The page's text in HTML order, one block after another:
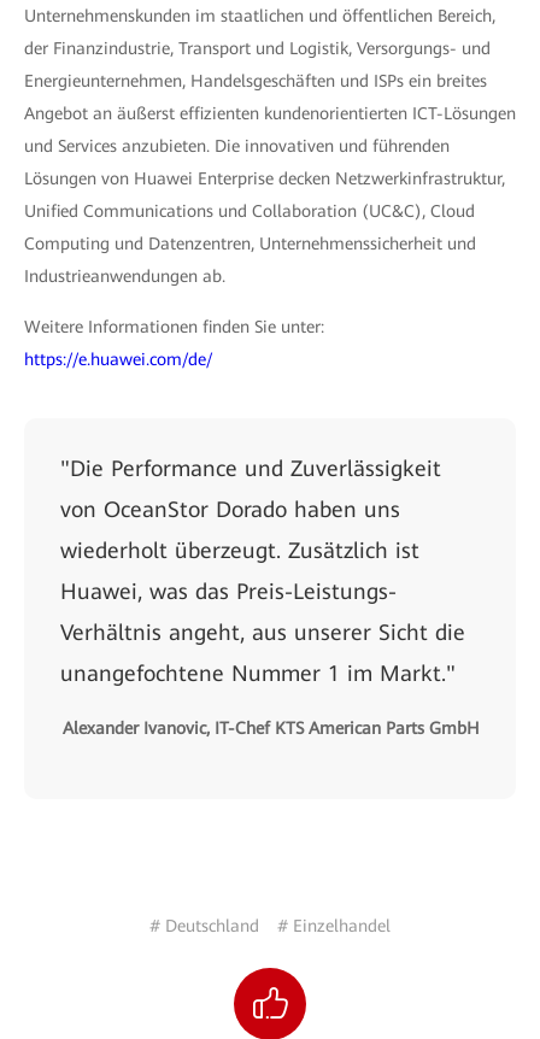
Unternehmenskunden im staatlichen und öffentlichen Bereich,
der Finanzindustrie, Transport und Logistik, Versorgungs- und
Energieunternehmen, Handelsgeschäften und ISPs ein breites
Angebot an äußerst effizienten kundenorientierten ICT-Lösungen
und Services anzubieten. Die innovativen und führenden
Lösungen von Huawei Enterprise decken Netzwerkinfrastruktur,
Unified Communications und Collaboration (UC&C), Cloud
Computing und Datenzentren, Unternehmenssicherheit und
Industrieanwendungen ab.
Weitere Informationen finden Sie unter:
https://e.huawei.com/de/
"Die Performance und Zuverlässigkeit
von OceanStor Dorado haben uns
wiederholt überzeugt. Zusätzlich ist
Huawei, was das Preis-Leistungs-
Verhältnis angeht, aus unserer Sicht die
unangefochtene Nummer 1 im Markt."
Alexander Ivanovic, IT-Chef KTS American Parts GmbH
# Deutschland # Einzelhandel